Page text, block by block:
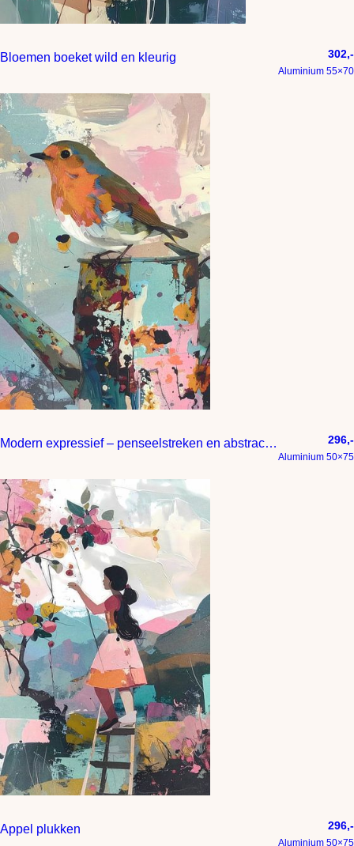
Bloemen boeket wild en kleurig 302,-
Aluminium 55×70
Modern expressief – penseelstreken en abstracte kleurige vlakken 296,-
Aluminium 50×75
Appel plukken 296,-
Aluminium 50×75